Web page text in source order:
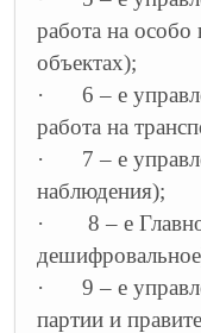
работа на
объектах);
·
6 – е
работа на
·
7 – е
наблюдения);
·
8 – е
·
9 – е
партии и